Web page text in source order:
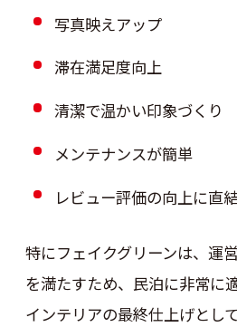
写真映えアップ
滞在満足度向上
清潔で温かい印象づくり
メンテナンスが簡単
レビュー評価の向上に直
特にフェイクグリーンは、運
を満たすため、民泊に非常に
インテリアの最終仕上げとし